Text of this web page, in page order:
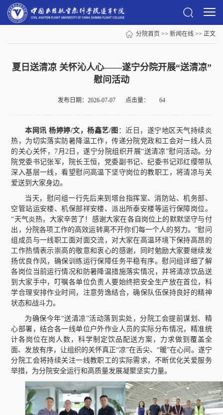
分院首页 >> 新闻在线 >> 正文
夏日送清凉 关怀沁人心——遂宁分院开展“送清凉”
慰问活动
发布日期：2026-07-07 点击量： 64
本网讯杨婷婷/文，杨鑫艺/图 ：近日，遂宁地区天气持续炎
热，为切实落实防暑降温工作，传递分院党政和工会对一线人员
的关心关怀，7月2日，遂宁分院组织开展“送清凉”慰问活动。分
院党委书记张军，院长王恒，党委副书记、纪委书记邓红缨带队
深入基层一线，看望慰问高温下坚守岗位的教职工，将清凉与关
爱送到大家身边。
当天，慰问组一行先后来到塔台指挥室、消防站、机务部、
空管站运安楼、机保部祥安楼、派出所泰安楼等运行保障岗位。
“天气炎热，大家辛苦了！感谢大家在各自岗位上的默默坚守与付
出，分院各项工作的高效运转离不开你们每一个人的努力。”慰问
组成员与一线职工面对面交流，对大家在高温环境下保持高昂的
工作热情表示崇高的敬意和衷心的感谢，同时勉励大家要继续发
扬优良作风，确保训练运行保障任务平稳有序。慰问组详细了解
各岗位当前运行情况和防暑降温措施落实情况，并将清凉饮品送
到大家手中，叮嘱各单位负责人要始终把安全生产放在首位，科
学合理安排作业时间，注意劳逸结合，确保队伍保持良好的精神
状态和战斗力。
为确保今年“送清凉”活动落到实处，分院工会提前谋划、精
心部署，结合各一线单位户外作业人员的实际分布情况，精准统
计各岗位在岗人数，科学制定饮品配送方案，力求做到覆盖全
面、发放有序，让组织的关怀真正“凉”在舌尖、“暖”在心间。遂宁
分院工会将持续关注一线教职工的实际需求，不断优化关爱服务
举措，为分院安全运行和高质量发展凝聚坚实力量。